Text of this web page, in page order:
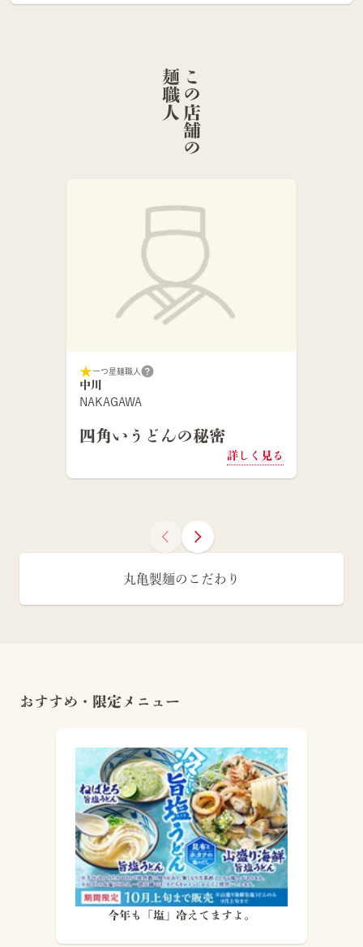
こ
の
店
舗
の
麺
職
人
一つ星麺職人
中川
NAKAGAWA
四角いうどんの秘密
詳しく見る
丸亀製麺のこだわり
おすすめ・限定メニュー
今年も「塩」冷えてますよ。